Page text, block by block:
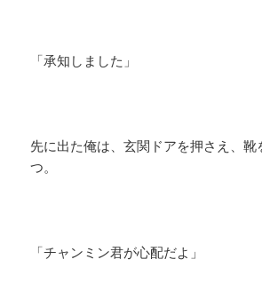
「承知しました」
先に出た俺は、玄関ドアを押さえ、靴
つ。
「チャンミン君が心配だよ」